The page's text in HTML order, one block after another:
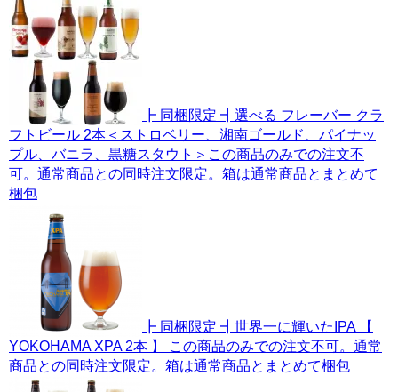
┣ 同梱限定 ┫選べる フレーバー クラ
フトビール 2本＜ストロベリー、湘南ゴールド、パイナッ
プル、バニラ、黒糖スタウト＞この商品のみでの注文不
可。通常商品との同時注文限定。箱は通常商品とまとめて
梱包
┣ 同梱限定 ┫世界一に輝いたIPA 【
YOKOHAMA XPA 2本 】 この商品のみでの注文不可。通常
商品との同時注文限定。箱は通常商品とまとめて梱包